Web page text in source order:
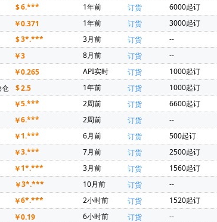
TKD(泰晶)(12) Ruichips(锐骏半导体)(11)
新)(8) SINEDEVICE(宇宏微)(8) MARVELL(迈威)(7)
Samtec(5) TAIYO YUDEN(太诱)(5)
TDK-
机)(4) Novosense(纳芯微)(4) Zbit(恒烁)(4)
SEMIKRON(赛米控)(3) TOREX(特瑞仕)(3) SMC(桑
CHIPLINK(芯联)(2) Dialog Semiconductor
卓胜微)(2) MPS(美国芯源)(2) MCC(美微科)(2)
Nexperia(安世)(2) RUIMENG(瑞盟)(2)
洲科技)(2) AzureWave(海华)(1) ALPS(阿尔卑斯)(1)
冠西)(1) Chilisin(奇力新)(1) CAVIUM INC(1)
特帝亚)(1) Freescale(飞思卡尔)(1)
IR(国际整流器
Natlinear(南麟)(1) PUI Audio(1)
Phoenix(菲
Power Dynamics Inc(1) CommScope Inc(1)
$6.*** 1年前 订货 6000起订
￥0.371 1年前 订货 3000起订
$3*.*** 3月前 订货 --
￥3 8月前 订货 --
￥0.265 API实时 订货
1000起订
仓 $2.5 1年前 订货 1000起订
￥5.*** 2周前 订货 6600起订
￥6.*** 2周前 订货 --
￥1.*** 6月前 订货 500起订
￥3.*** 7月前 订货 2500起订
￥1*.*** 3月前 订货 1560起订
￥3*.*** 10月前 订货 --
￥6*.*** 2小时前 订货 1520起订
￥0.19 6小时前 订货 --